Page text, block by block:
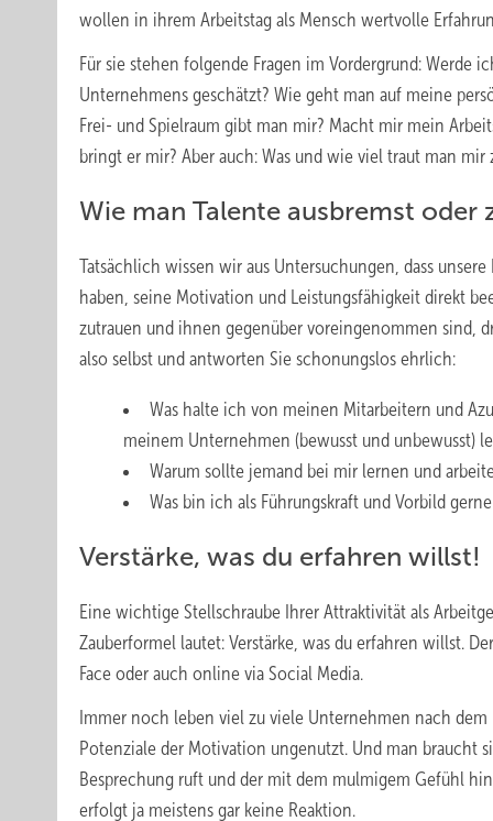
wollen in ihrem Arbeitstag als Mensch wertvolle
Für sie stehen folgende Fragen im Vordergrund: Werde
Unternehmens geschätzt? Wie geht man auf meine
Frei- und Spielraum gibt man mir? Macht mir mein
bringt er mir? Aber auch: Was und wie viel traut man mir
Wie man Talente ausbremst
Tatsächlich wissen wir aus Untersuchungen, dass
haben, seine Motivation und Leistungsfähigkeit direkt
zutrauen und ihnen gegenüber voreingenommen sind,
also selbst und antworten Sie schonungslos ehrlich:
Was halte ich von meinen ­Mitarbeitern und
meinem Unternehmen (bewusst und unbewusst)
Warum sollte jemand bei mir lernen und
Was bin ich als Führungskraft und Vorbild
Verstärke, was du erfahren willst!
Eine wichtige Stellschraube Ihrer Attraktivität als
Zauberformel lautet: Verstärke, was du erfahren willst.
Face oder auch online via Social Media.
Immer noch leben viel zu viele Unternehmen nach dem
Potenziale der Motivation ungenutzt. Und man
Besprechung ruft und der mit dem mulmigem Gefühl
erfolgt ja meistens gar keine Reaktion.